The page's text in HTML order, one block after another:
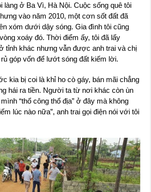
làng ở Ba Vì, Hà Nội. Cuộc sống quê tôi
vào năm 2010, một cơn sốt đất đã
xóm dưới dậy sóng. Gia đình tôi cũng
xoáy đó. Thời điểm ấy, tôi đã lấy
tỉnh khác nhưng vẫn được anh trai và chị
góp vốn để lướt sóng đất kiếm lời.
kia bị coi là khỉ ho cò gáy, bán mãi chẳng
hái ra tiền. Người ta từ nơi khác còn ùn
“thổ công thổ địa” ở đây mà không
lúc nào nữa”, anh trai gọi điện nói với tôi